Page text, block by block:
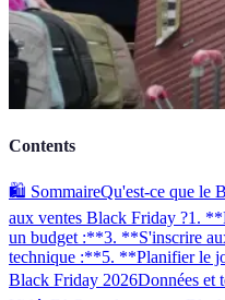
Contents
🛍️ SommaireQu'est-ce que le
aux ventes Black Friday ?1.
un budget :**3. **S'inscrire
technique :**5. **Planifier le
Black Friday 2026Données et